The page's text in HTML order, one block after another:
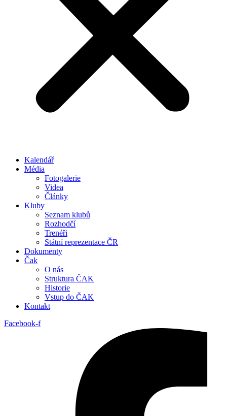
Kalendář
Média
Fotogalerie
Videa
Články
Kluby
Seznam klubů
Rozhodčí
Trenéři
Státní reprezentace ČR
Dokumenty
Čak
O nás
Struktura ČAK
Historie
Vstup do ČAK
Kontakt
Facebook-f